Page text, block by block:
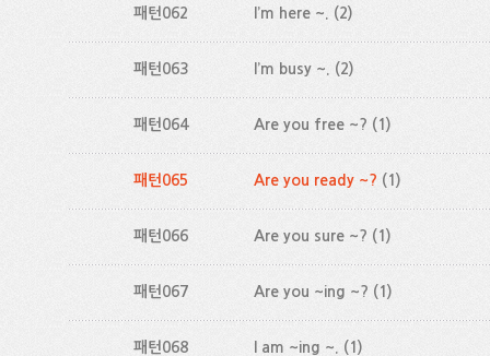
패턴062 I’m here ~. (2)
패턴063 I’m busy ~. (2)
패턴064 Are you free ~? (1)
패턴065 Are you ready ~? (1)
패턴066 Are you sure ~? (1)
패턴067 Are you ~ing ~? (1)
패턴068 I am ~ing ~. (1)